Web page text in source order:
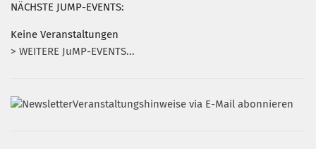
NÄCHSTE JUMP-EVENTS:
Keine Veranstaltungen
> WEITERE JuMP-EVENTS...
Veranstaltungshinweise via E-Mail abonnieren